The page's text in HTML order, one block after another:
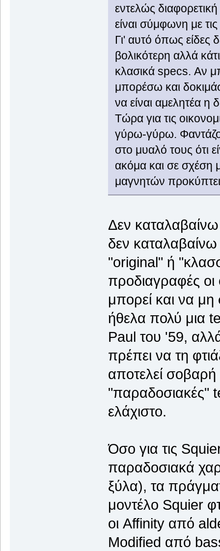
εντελώς
είναι σύμφωνη με
Γι' αυτό όπως είδες
βολικότερη αλλά
κλασικά specs. Αν
μπορέσω και
να είναι αμελητέα η
Τώρα για τις
γύρω-γύρω.
στο μυαλό τους ότι
ακόμα και σε σχέση
μαγνητών
Δεν
δεν καταλαβαίνω
"original" ή
προδιαγραφές
μπορεί και να
ήθελα πολύ μια
Paul του '59,
πρέπει να τη
αποτελεί
"παραδοσιακές"
ελάχιστο.
Όσο για τις
παραδοσιακά
ξύλα), τα
μοντέλο Squier
οι Affinity από
Modified από